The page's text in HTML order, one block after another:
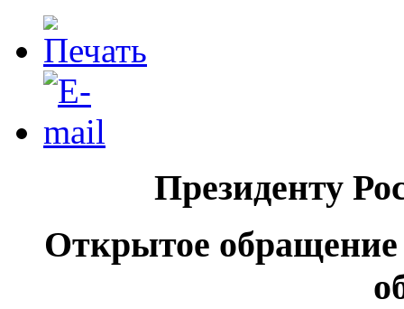
Президенту
Открытое